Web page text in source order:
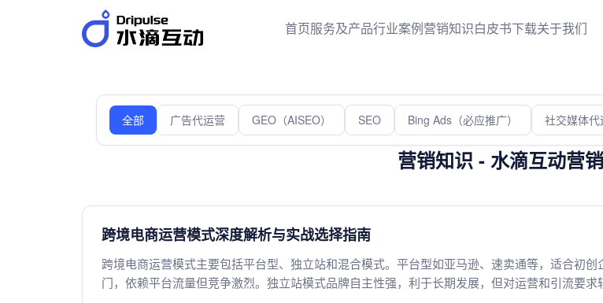
首页服务及产品行业案例营销知识白皮书下载关于我们
全部 广告代运营 GEO（AISEO） SEO Bing Ads（必应推广） 社交媒体代
营销知识 - 水滴互动营
跨境电商运营模式深度解析与实战选择指南
跨境电商运营模式主要包括平台型、独立站和混合模式。平台型如亚马逊、速卖通等，适合初创
门，依赖平台流量但竞争激烈。独立站模式品牌自主性强，利于长期发展，但对运营和引流要求